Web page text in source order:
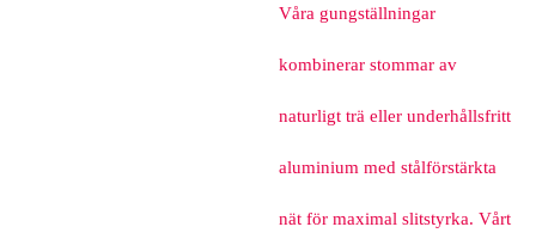
Våra gungställningar
kombinerar stommar av
naturligt trä eller underhållsfritt
aluminium med stålförstärkta
nät för maximal slitstyrka. Vårt